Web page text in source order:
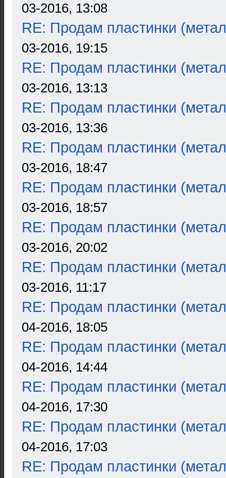
03-2016, 13:08
RE: Продам пластинки
03-2016, 19:15
RE: Продам пластинки
03-2016, 13:13
RE: Продам пластинки
03-2016, 13:36
RE: Продам пластинки
03-2016, 18:47
RE: Продам пластинки
03-2016, 18:57
RE: Продам пластинки
03-2016, 20:02
RE: Продам пластинки
03-2016, 11:17
RE: Продам пластинки
04-2016, 18:05
RE: Продам пластинки
04-2016, 14:44
RE: Продам пластинки
04-2016, 17:30
RE: Продам пластинки
04-2016, 17:03
RE: Продам пластинки